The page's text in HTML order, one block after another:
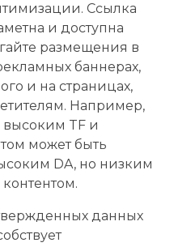
Ссылка
и доступна
размещения в
баннерах,
и на страницах,
Например,
высоким TF и
может быть
DA, но низким
данных